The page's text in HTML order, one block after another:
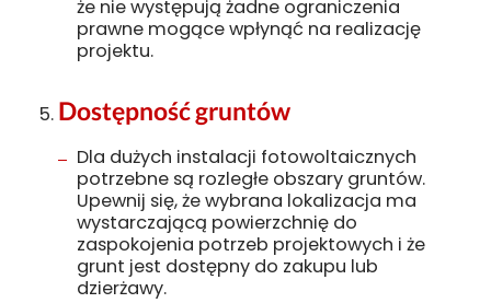
że nie występują żadne ograniczenia
prawne mogące wpłynąć na realizację
projektu.
Dostępność gruntów
Dla dużych instalacji fotowoltaicznych
potrzebne są rozległe obszary gruntów.
Upewnij się, że wybrana lokalizacja ma
wystarczającą powierzchnię do
zaspokojenia potrzeb projektowych i że
grunt jest dostępny do zakupu lub
dzierżawy.